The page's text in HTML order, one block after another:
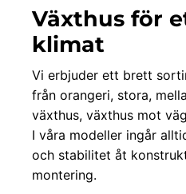
Växthus för
klimat
Vi erbjuder ett brett
från orangeri, stora,
växthus, växthus mot
I våra modeller ingår
och stabilitet åt
montering.